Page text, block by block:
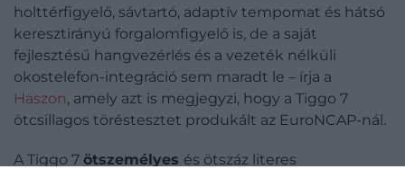
holttérfigyelő, sávtartó, adaptív tempomat és hátsó
keresztirányú forgalomfigyelő is, de a saját
fejlesztésű hangvezérlés és a vezeték nélküli
okostelefon-integráció sem maradt le – írja a
Haszon, amely azt is megjegyzi, hogy a Tiggo 7
ötcsillagos töréstesztet produkált az EuroNCAP-nál.
A Tiggo 7 ötszemélyes és ötszáz literes